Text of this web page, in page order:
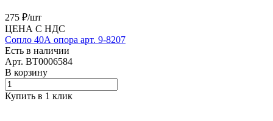
275 ₽/шт
ЦЕНА С НДС
Сопло 40А опора арт. 9-8207
Есть в наличии
Арт. BT0006584
В корзину
Купить в 1 клик